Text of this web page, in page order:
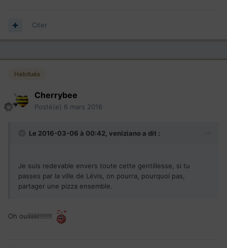
d'orthographe.
Citer
Habitués
Cherrybee
Posté(e) 6 mars 2016
Le 2016-03-06 à 00:42, venizianoa dit :
Je suis redevable envers toute cette gentillesse, si tu
passes par la ville de Lévis, on pourra, pourquoi pas,
partager une pizza ensemble.
Oh ouiiiiiii!!!!!!!